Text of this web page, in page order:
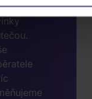
akce nebo